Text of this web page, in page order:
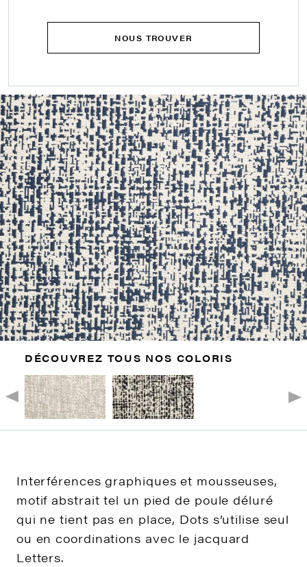
NOUS TROUVER
DÉCOUVREZ TOUS NOS COLORIS
Interférences graphiques et mousseuses,
motif abstrait tel un pied de poule déluré
qui ne tient pas en place, Dots s’utilise seul
ou en coordinations avec le jacquard
Letters.